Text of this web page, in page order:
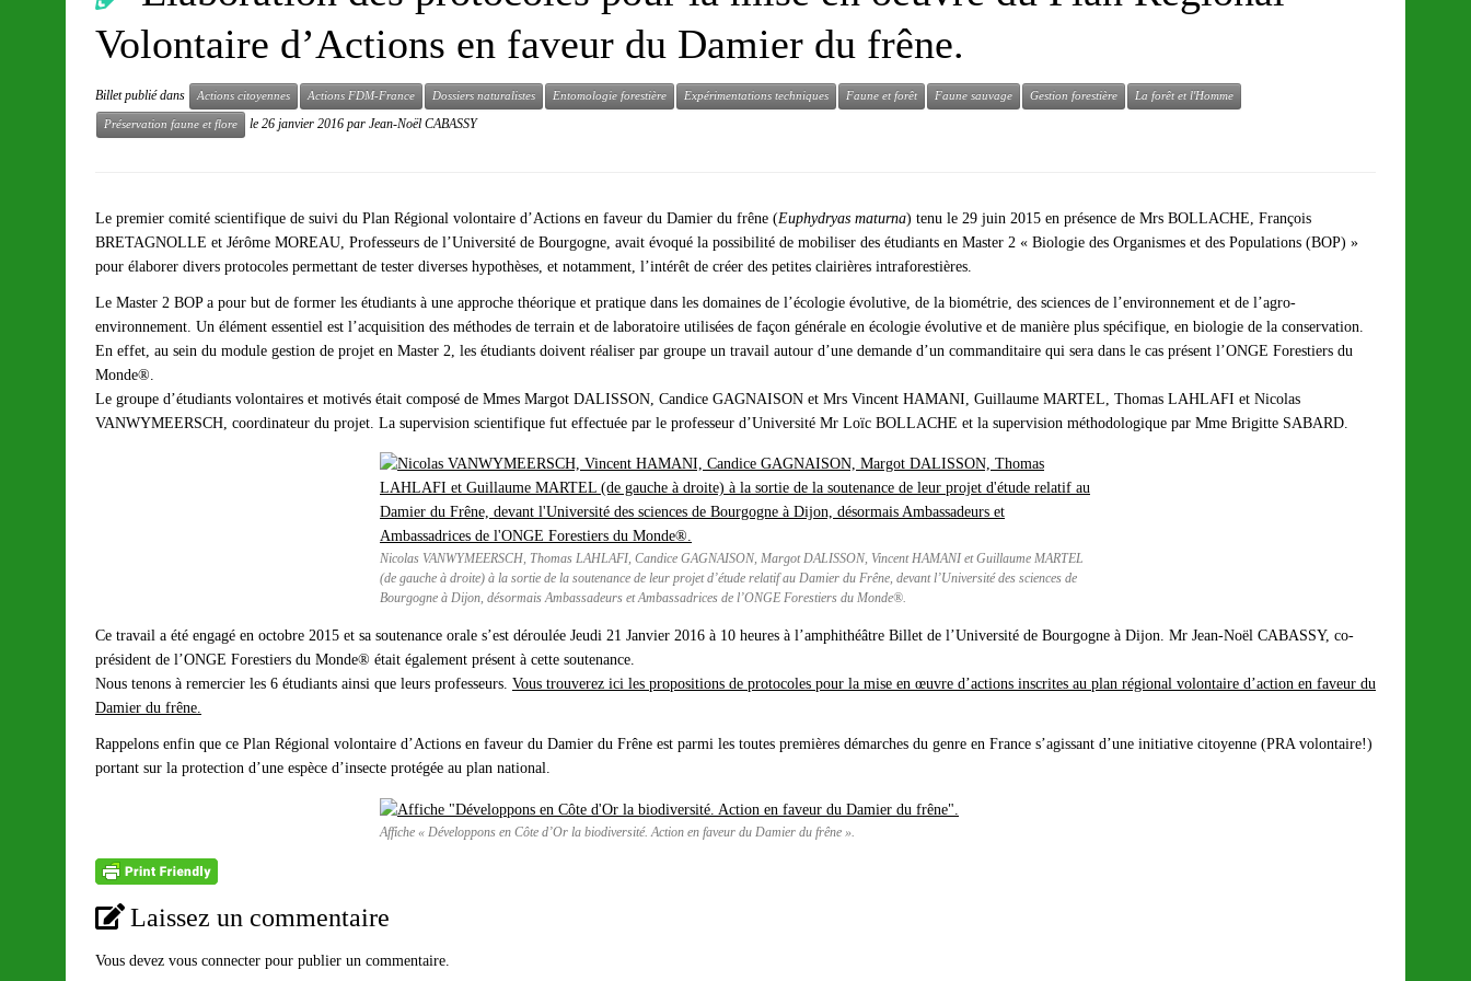
Volontaire d’Actions en faveur du Damier du frêne.
Billet publié dans Actions citoyennes Actions FDM-France Dossiers naturalistes Entomologie forestière Expérimentations techniques Faune et forêt Faune sauvage Gestion forestière La forêt et l'Homme
Préservation faune et flore le 26 janvier 2016 par Jean-Noël CABASSY
Le premier comité scientifique de suivi du Plan Régional volontaire d’Actions en faveur du Damier du frêne (Euphydryas maturna) tenu le 29 juin 2015 en présence de Mrs BOLLACHE, François
BRETAGNOLLE et Jérôme MOREAU, Professeurs de l’Université de Bourgogne, avait évoqué la possibilité de mobiliser des étudiants en Master 2 « Biologie des Organismes et des Populations (BOP) »
pour élaborer divers protocoles permettant de tester diverses hypothèses, et notamment, l’intérêt de créer des petites clairières intraforestières.
Le Master 2 BOP a pour but de former les étudiants à une approche théorique et pratique dans les domaines de l’écologie évolutive, de la biométrie, des sciences de l’environnement et de l’agro-
environnement. Un élément essentiel est l’acquisition des méthodes de terrain et de laboratoire utilisées de façon générale en écologie évolutive et de manière plus spécifique, en biologie de la conservation.
En effet, au sein du module gestion de projet en Master 2, les étudiants doivent réaliser par groupe un travail autour d’une demande d’un commanditaire qui sera dans le cas présent l’ONGE Forestiers du
Monde®.
Le groupe d’étudiants volontaires et motivés était composé de Mmes Margot DALISSON, Candice GAGNAISON et Mrs Vincent HAMANI, Guillaume MARTEL, Thomas LAHLAFI et Nicolas
VANWYMEERSCH, coordinateur du projet. La supervision scientifique fut effectuée par le professeur d’Université Mr Loïc BOLLACHE et la supervision méthodologique par Mme Brigitte SABARD.
Nicolas VANWYMEERSCH, Thomas LAHLAFI, Candice GAGNAISON, Margot DALISSON, Vincent HAMANI et Guillaume MARTEL
(de gauche à droite) à la sortie de la soutenance de leur projet d’étude relatif au Damier du Frêne, devant l’Université des sciences de
Bourgogne à Dijon, désormais Ambassadeurs et Ambassadrices de l’ONGE Forestiers du Monde®.
Ce travail a été engagé en octobre 2015 et sa soutenance orale s’est déroulée Jeudi 21 Janvier 2016 à 10 heures à l’amphithéâtre Billet de l’Université de Bourgogne à Dijon. Mr Jean-Noël CABASSY, co-
président de l’ONGE Forestiers du Monde® était également présent à cette soutenance.
Nous tenons à remercier les 6 étudiants ainsi que leurs professeurs. Vous trouverez ici les propositions de protocoles pour la mise en œuvre d’actions inscrites au plan régional volontaire d’action en faveur du
Damier du frêne.
Rappelons enfin que ce Plan Régional volontaire d’Actions en faveur du Damier du Frêne est parmi les toutes premières démarches du genre en France s’agissant d’une initiative citoyenne (PRA volontaire!)
portant sur la protection d’une espèce d’insecte protégée au plan national.
Affiche « Développons en Côte d’Or la biodiversité. Action en faveur du Damier du frêne ».
Laissez un commentaire
Vous devez vous connecter pour publier un commentaire.